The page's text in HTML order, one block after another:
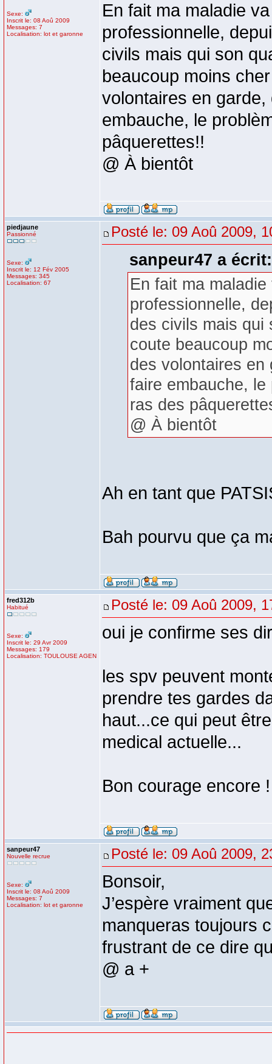
Sexe:
Inscrit le: 08 Aoû 2009
Messages: 7
Localisation: lot et garonne
En fait ma maladie
professionnelle,
civils mais qui son
beaucoup moins
volontaires en
embauche, le
pâquerettes!!
@ À bientôt
piedjaune
Passionné
Sexe:
Inscrit le: 12 Fév 2005
Messages: 345
Localisation: 67
Posté le: 09 Aoû 2009,
sanpeur47 a écrit:
En fait ma
professionnelle,
des civils mais qui
coute beaucoup
des volontaires en
faire embauche,
ras des
@ À bientôt
Ah en tant que
Bah pourvu que ça
fred312b
Habitué
Sexe:
Inscrit le: 29 Avr 2009
Messages: 179
Localisation: TOULOUSE AGEN
Posté le: 09 Aoû 2009,
oui je confirme ses
les spv peuvent
prendre tes gardes
haut...ce qui peut
medical actuelle...
Bon courage encore !
sanpeur47
Nouvelle recrue
Sexe:
Inscrit le: 08 Aoû 2009
Messages: 7
Localisation: lot et garonne
Posté le: 09 Aoû 2009,
Bonsoir,
J’espère vraiment
manqueras toujours
frustrant de ce dire
@ a +